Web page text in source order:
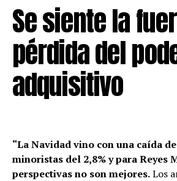
Se siente la
pérdida del
adquisitivo
“La Navidad vino con una caída
minoristas del 2,8% y para Reyes
perspectivas no son mejores.Los